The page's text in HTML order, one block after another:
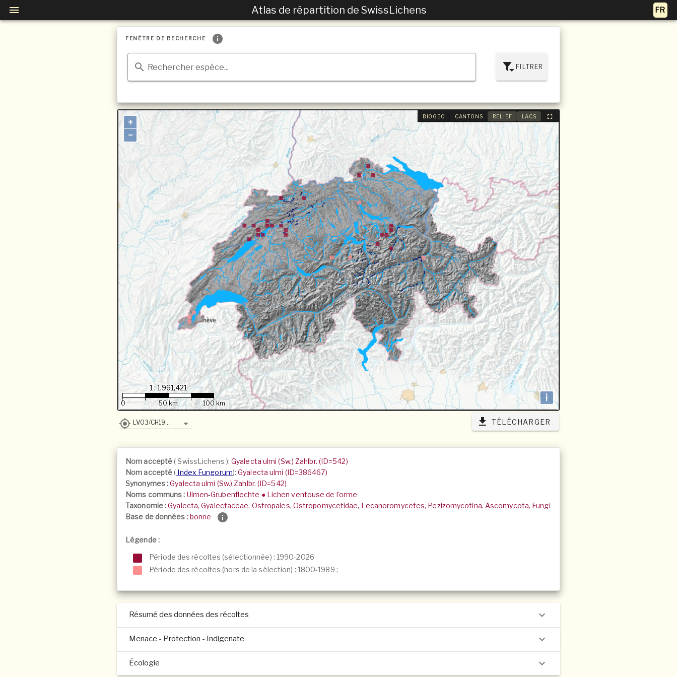
Atlas de répartition de SwissLichens
FENÊTRE DE RECHERCHE
Rechercher espèce... FILTRER
BIOGEO CANTONS RELIEF LACS
+
−
i
1 : 1,961,421
0 50 km 100 km
LV03/CH1903 TÉLÉCHARGER
Nom accepté(SwissLichens ):Gyalecta ulmi (Sw.) Zahlbr. (ID=542)
Nom accepté( Index Fungorum):Gyalecta ulmi (ID=386467)
Synonymes :Gyalecta ulmi (Sw.) Zahlbr. (ID=542)
Noms communs : Ulmen-Grubenflechte ● Lichen ventouse de l'orme
Taxonomie :Gyalecta, Gyalectaceae, Ostropales, Ostropomycetidae, Lecanoromycetes, Pezizomycotina, Ascomycota, Fungi
Base de données :bonne
Légende :
Période des récoltes (sélectionnée) : 1990-2026
Période des récoltes (hors de la sélection) : 1800-1989 ;
Résumé des données des récoltes
Menace - Protection - Indigenate
Écologie